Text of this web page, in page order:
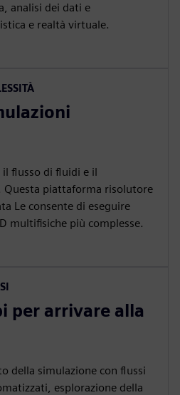
analisi dei dati e
e realtà virtuale.
il flusso di fluidi e il
piattaforma risolutore
Le consente di eseguire
multifisiche più complesse.
per arrivare alla
della simulazione con flussi
esplorazione della